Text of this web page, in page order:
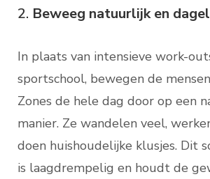
2. Beweeg natuurlijk en
In plaats van intensieve work-
sportschool, bewegen de
Zones de hele dag door op een
manier. Ze wandelen veel,
doen huishoudelijke klusjes. Dit
is laagdrempelig en houdt de